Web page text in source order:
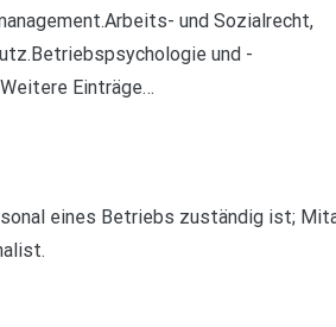
und Sozialrecht,
und -
Einträge…
eines Betriebs zuständig ist;